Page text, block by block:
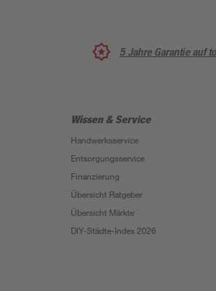
5 Jahre Garantie auf
Wissen & Service
Handwerksservice
Entsorgungsservice
Finanzierung
Übersicht Ratgeber
Übersicht Märkte
DIY-Städte-Index 2026